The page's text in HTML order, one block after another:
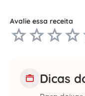
Avalie essa receita
Dicas